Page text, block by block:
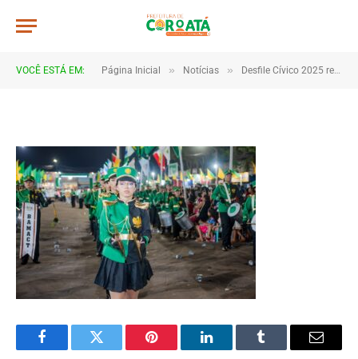
VOCÊ ESTÁ EM: Página Inicial » Notícias » Desfile Cívico 2025 reúne escolas e comunidades em Coroatá
0080
FacebookTwitter Pinterest LinkedInTumblr Email